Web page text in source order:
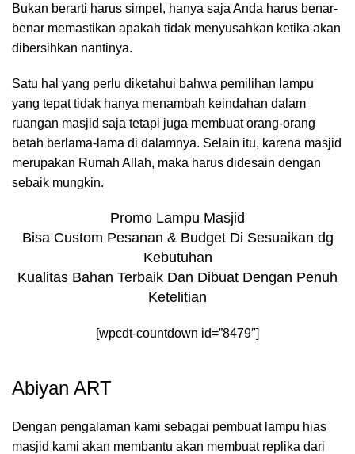
Bukan berarti harus simpel, hanya saja Anda harus benar-
benar memastikan apakah tidak menyusahkan ketika akan
dibersihkan nantinya.
Satu hal yang perlu diketahui bahwa pemilihan lampu
yang tepat tidak hanya menambah keindahan dalam
ruangan masjid saja tetapi juga membuat orang-orang
betah berlama-lama di dalamnya. Selain itu, karena masjid
merupakan Rumah Allah, maka harus didesain dengan
sebaik mungkin.
Promo Lampu Masjid
Bisa Custom Pesanan & Budget Di Sesuaikan dg
Kebutuhan
Kualitas Bahan Terbaik Dan Dibuat Dengan Penuh
Ketelitian
[wpcdt-countdown id=”8479″]
Abiyan ART
Dengan pengalaman kami sebagai pembuat lampu hias
masjid kami akan membantu akan membuat replika dari